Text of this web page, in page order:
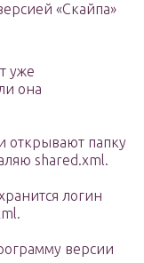
«Скайпа»
уже
она
папку
shared.xml.
логин
версии